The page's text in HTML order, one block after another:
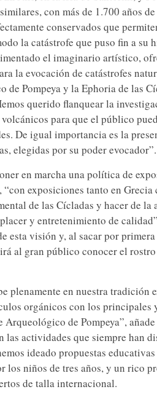
con más de 1.700 años
conservados que
la catástrofe que puso fin a su
el imaginario artístico,
la evocación de catástrofes
Pompeya y la Ephoria de las
querido flanquear la
para que el público
De igual importancia es la
elegidas por su poder evocador”.
en marcha una política de
exposiciones tanto en Grecia
de las Cícladas y hacer de la
y entretenimiento de
esta visión y, al sacar por
al gran público conocer el rostro
plenamente en nuestra tradición
orgánicos con los principales
de Pompeya”,
actividades que siempre han
ideado propuestas
los niños de tres años, y un rico
de talla internacional.